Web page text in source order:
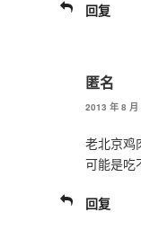
回复
匿名
2013 年 8 月
老北京
可能是吃
回复